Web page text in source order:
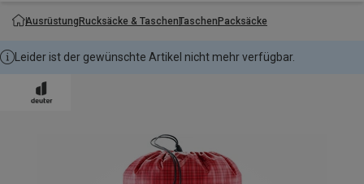
AusrüstungRucksäcke & TaschenTaschenPacksäcke
Leider ist der gewünschte Artikel nicht mehr verfügbar.